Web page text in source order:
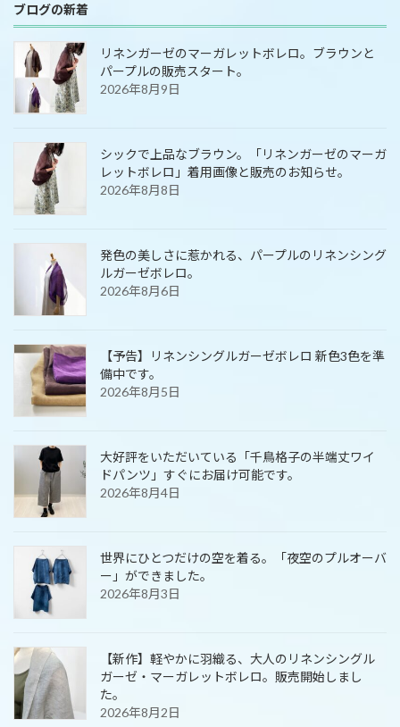
ブログの新着
リネンガーゼのマーガレットボレロ。ブラウンと
パープルの販売スタート。
2026年8月9日
シックで上品なブラウン。「リネンガーゼのマーガ
レットボレロ」着用画像と販売のお知らせ。
2026年8月8日
発色の美しさに惹かれる、パープルのリネンシング
ルガーゼボレロ。
2026年8月6日
【予告】リネンシングルガーゼボレロ 新色3色を準
備中です。
2026年8月5日
大好評をいただいている「千鳥格子の半端丈ワイ
ドパンツ」すぐにお届け可能です。
2026年8月4日
世界にひとつだけの空を着る。「夜空のプルオーバ
ー」ができました。
2026年8月3日
【新作】軽やかに羽織る、大人のリネンシングル
ガーゼ・マーガレットボレロ。販売開始しまし
た。
2026年8月2日